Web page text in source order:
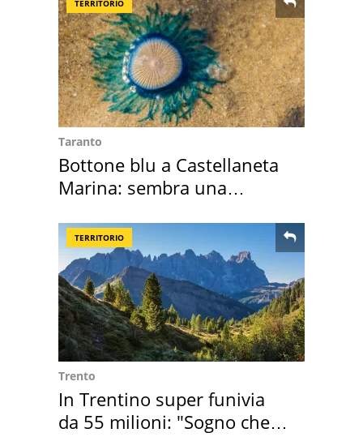
TERRITORIO
Taranto
Bottone blu a Castellaneta
Marina: sembra una
TERRITORIO
Trento
In Trentino super funivia
da 55 milioni: "Sogno che si